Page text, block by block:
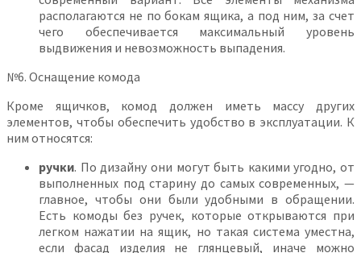
располагаются не по бокам ящика, а под ним, за счет
чего обеспечивается максимальный уровень
выдвижения и невозможность выпадения.
№6. Оснащение комода
Кроме ящичков, комод должен иметь массу других
элементов, чтобы обеспечить удобство в эксплуатации. К
ним относятся:
ручки. По дизайну они могут быть какими угодно, от
выполненных под старину до самых современных, —
главное, чтобы они были удобными в обращении.
Есть комоды без ручек, которые открываются при
легком нажатии на ящик, но такая система уместна,
если фасад изделия не глянцевый, иначе можно